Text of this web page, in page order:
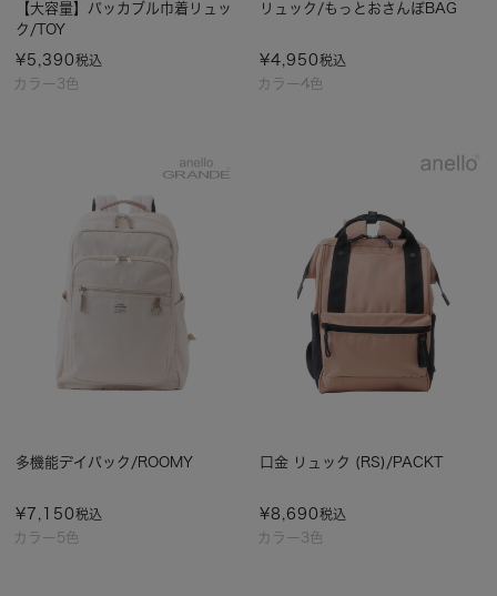
カラー3色
【大容量】パッカブル巾着リュッ
ク/TOY
¥5,390税込
カラー4色
リュック/もっとおさんぽBAG
¥4,950税込
カラー5色
多機能デイパック/ROOMY
¥ 7,150税込
カラー3色
口金 リュック (RS)/PACKT
¥8,690税込